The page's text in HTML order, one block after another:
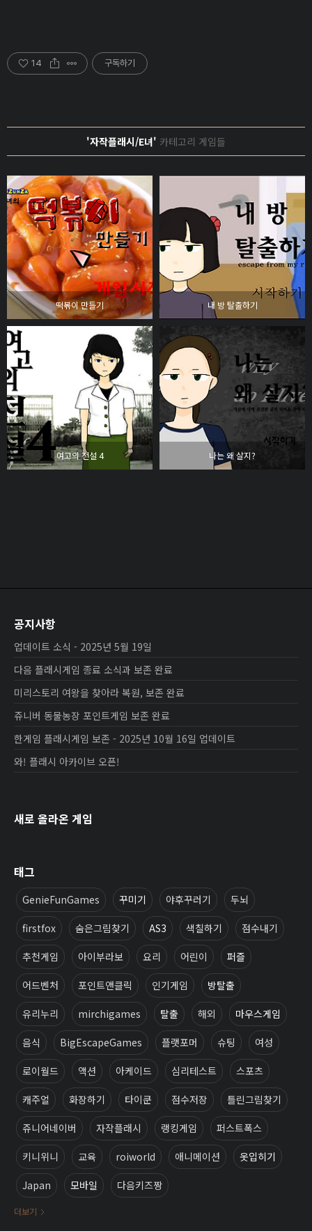
14 구독하기
'자작플래시/E녀' 카테고리 게임들
떡볶이 만들기 내 방 탈출하기
여고의 전설 4 나는 왜 살지?
공지사항
업데이트 소식 - 2025년 5월 19일
다음 플래시게임 종료 소식과 보존 완료
미리스토리 여왕을 찾아라 복원, 보존 완료
쥬니버 동물농장 포인트게임 보존 완료
한게임 플래시게임 보존 - 2025년 10월 16일 업데이트
와! 플래시 아카이브 오픈!
새로 올라온 게임
태그
GenieFunGames 꾸미기 야후꾸러기 두뇌
firstfox 숨은그림찾기 AS3 색칠하기 점수내기
추천게임 아이부라보 요리 어린이 퍼즐
어드벤처 포인트앤클릭 인기게임 방탈출
유리누리 mirchigames 탈출 해외 마우스게임
음식 BigEscapeGames 플랫포머 슈팅 여성
로이월드 액션 아케이드 심리테스트 스포츠
캐주얼 화장하기 타이쿤 점수저장 틀린그림찾기
쥬니어네이버 자작플래시 랭킹게임 퍼스트폭스
키니위니 교육 roiworld 애니메이션 옷입히기
Japan 모바일 다음키즈짱
더보기